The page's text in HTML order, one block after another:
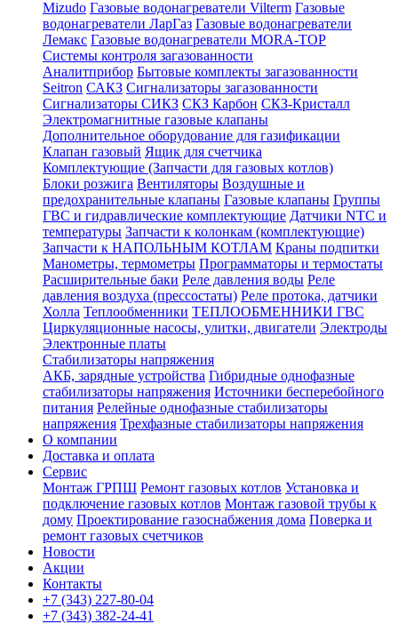
Mizudo Газовые водонагреватели Vilterm Газовые
водонагреватели ЛарГаз Газовые водонагреватели
Лемакс Газовые водонагреватели MORA-TOP
Системы контроля загазованности
Аналитприбор Бытовые комплекты загазованности
Seitron САКЗ Сигнализаторы загазованности
Сигнализаторы СИКЗ СКЗ Карбон СКЗ-Кристалл
Электромагнитные газовые клапаны
Дополнительное оборудование для газификации
Клапан газовый Ящик для счетчика
Комплектующие (Запчасти для газовых котлов)
Блоки розжига Вентиляторы Воздушные и
предохранительные клапаны Газовые клапаны Группы
ГВС и гидравлические комплектующие Датчики NTC и
температуры Запчасти к колонкам (комплектующие)
Запчасти к НАПОЛЬНЫМ КОТЛАМ Краны подпитки
Манометры, термометры Программаторы и термостаты
Расширительные баки Реле давления воды Реле
давления воздуха (прессостаты) Реле протока, датчики
Холла Теплообменники ТЕПЛООБМЕННИКИ ГВС
Циркуляционные насосы, улитки, двигатели Электроды
Электронные платы
Стабилизаторы напряжения
АКБ, зарядные устройства Гибридные однофазные
стабилизаторы напряжения Источники бесперебойного
питания Релейные однофазные стабилизаторы
напряжения Трехфазные стабилизаторы напряжения
О компании
Доставка и оплата
Сервис
Монтаж ГРПШ Ремонт газовых котлов Установка и
подключение газовых котлов Монтаж газовой трубы к
дому Проектирование газоснабжения дома Поверка и
ремонт газовых счетчиков
Новости
Акции
Контакты
+7 (343) 227-80-04
+7 (343) 382-24-41